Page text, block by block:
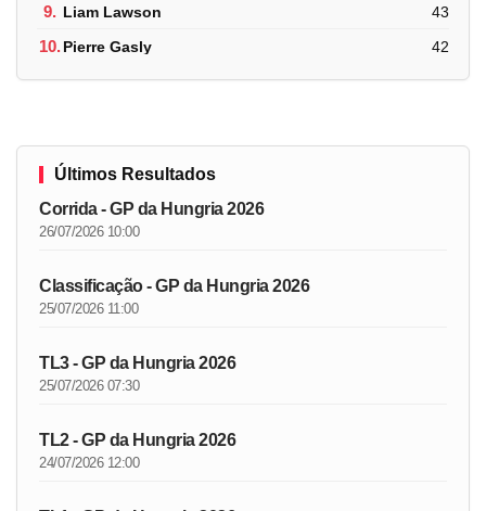
9. Liam Lawson 43
10.Pierre Gasly 42
Últimos Resultados
Corrida - GP da Hungria 2026
26/07/2026 10:00
Classificação - GP da Hungria 2026
25/07/2026 11:00
TL3 - GP da Hungria 2026
25/07/2026 07:30
TL2 - GP da Hungria 2026
24/07/2026 12:00